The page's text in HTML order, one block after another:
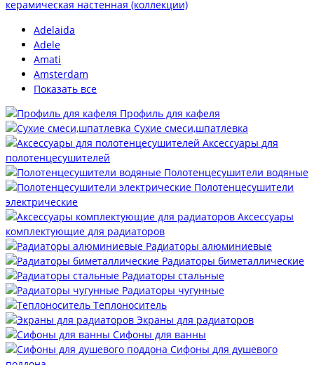
керамическая настенная (коллекции)
Adelaida
Adele
Amati
Amsterdam
Показать все
Профиль для кафеля
Сухие смеси,шпатлевка
Аксессуары для
полотенцесушителей
Полотенцесушители водяные
Полотенцесушители
электрические
Аксессуары
комплектующие для радиаторов
Радиаторы алюминиевые
Радиаторы биметаллические
Радиаторы стальные
Радиаторы чугунные
Теплоноситель
Экраны для радиаторов
Сифоны для ванны
Сифоны для душевого